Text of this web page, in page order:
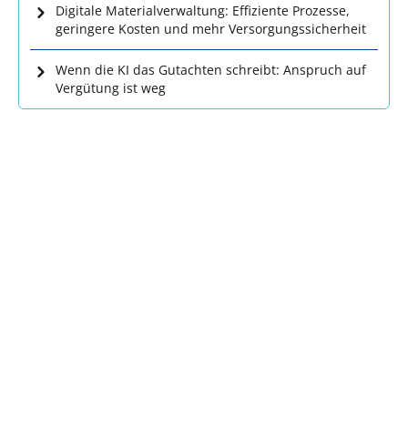
Digitale Materialverwaltung: Effiziente Prozesse,
geringere Kosten und mehr Versorgungssicherheit
Wenn die KI das Gutachten schreibt: Anspruch auf
Vergütung ist weg